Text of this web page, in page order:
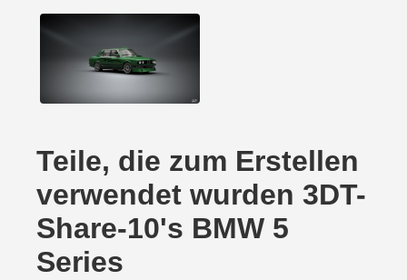
Teile, die zum Erstellen
verwendet wurden 3DT-
Share-10's BMW 5
Series